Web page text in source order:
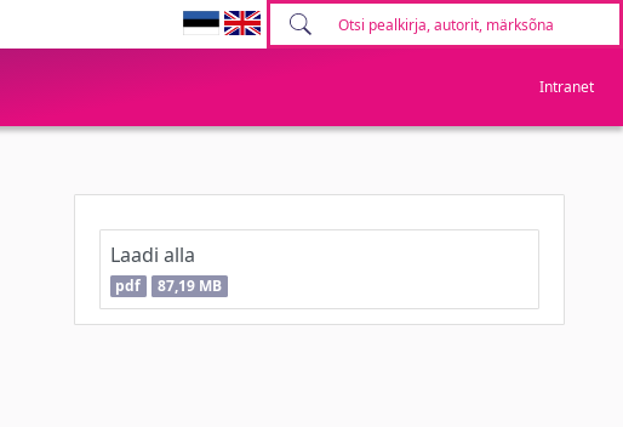
Intranet
Laadi alla
pdf 87,19 MB